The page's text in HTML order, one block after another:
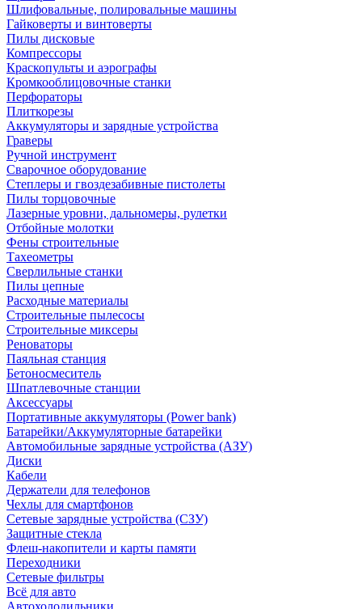
Шлифовальные, полировальные машины
Гайковерты и винтоверты
Пилы дисковые
Компрессоры
Краскопульты и аэрографы
Кромкооблицовочные станки
Перфораторы
Плиткорезы
Аккумуляторы и зарядные устройства
Граверы
Ручной инструмент
Сварочное оборудование
Степлеры и гвоздезабивные пистолеты
Пилы торцовочные
Лазерные уровни, дальномеры, рулетки
Отбойные молотки
Фены строительные
Тахеометры
Сверлильные станки
Пилы цепные
Расходные материалы
Строительные пылесосы
Строительные миксеры
Реноваторы
Паяльная станция
Бетоносмеситель
Шпатлевочные станции
Аксессуары
Портативные аккумуляторы (Power bank)
Батарейки/Аккумуляторные батарейки
Автомобильные зарядные устройства (АЗУ)
Диски
Кабели
Держатели для телефонов
Чехлы для смартфонов
Сетевые зарядные устройства (СЗУ)
Защитные стекла
Флеш-накопители и карты памяти
Переходники
Сетевые фильтры
Всё для авто
Автохолодильники